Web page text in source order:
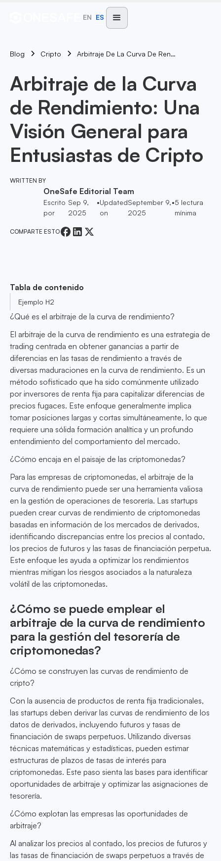
EN ES
Blog Cripto Arbitraje De La Curva De Rendimiento: Una Visión General Para Entusiastas De Cripto
Arbitraje de la Curva
de Rendimiento: Una
Visión General para
Entusiastas de Cripto
WRITTEN BY
OneSafe Editorial Team
Escrito
por
Sep 9,
2025
•Updated
on
September 9,
2025
•5 lectura
mínima
COMPARTE ESTO
Tabla de contenido
Ejemplo H2
¿Qué es el arbitraje de la curva de rendimiento?
El arbitraje de la curva de rendimiento es una estrategia de
trading centrada en obtener ganancias a partir de
diferencias en las tasas de rendimiento a través de
diversas maduraciones en la curva de rendimiento. Es un
método sofisticado que ha sido comúnmente utilizado
por inversores de renta fija para capitalizar diferencias de
precios fugaces. Este enfoque generalmente implica
tomar posiciones largas y cortas simultáneamente, lo que
requiere una sólida formación analítica y un profundo
entendimiento del comportamiento del mercado.
¿Cómo encaja en el paisaje de las criptomonedas?
Para las empresas de criptomonedas, el arbitraje de la
curva de rendimiento puede ser una herramienta valiosa
en la gestión de operaciones de tesorería. Las startups
pueden crear curvas de rendimiento de criptomonedas
basadas en información de los mercados de derivados,
identificando discrepancias entre los precios al contado,
los precios de futuros y las tasas de financiación perpetua.
Este enfoque les ayuda a optimizar los rendimientos
mientras mitigan los riesgos asociados a la naturaleza
volátil de las criptomonedas.
¿Cómo se puede emplear el
arbitraje de la curva de rendimiento
para la gestión del tesorería de
criptomonedas?
¿Cómo se construyen las curvas de rendimiento de
cripto?
Con la ausencia de productos de renta fija tradicionales,
las startups deben derivar las curvas de rendimiento de los
datos de derivados, incluyendo futuros y tasas de
financiación de swaps perpetuos. Utilizando diversas
técnicas matemáticas y estadísticas, pueden estimar
estructuras de plazos de tasas de interés para
criptomonedas. Este paso sienta las bases para identificar
oportunidades de arbitraje y optimizar las asignaciones de
tesorería.
¿Cómo explotan las empresas las oportunidades de
arbitraje?
Al analizar los precios al contado, los precios de futuros y
las tasas de financiación de swaps perpetuos a través de